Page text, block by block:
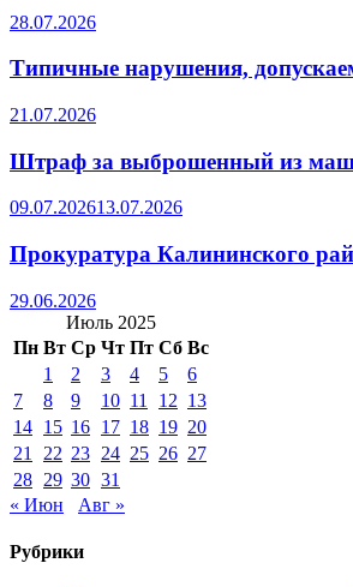
28.07.2026
Типичные нарушения,
21.07.2026
Штраф за выброшенный из
09.07.202613.07.2026
Прокуратура Калининского
29.06.2026
Июль 2025
Пн Вт Ср Чт Пт Сб Вс
1
2 3 4 5
6
7
8 9 10 11 12 13
14 15 16 17 18 19 20
21
22 23 24 25 26 27
28 29 30 31
« Июн
Авг »
Рубрики